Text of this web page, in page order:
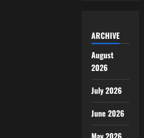
ARCHIVE
August
2026
July 2026
June 2026